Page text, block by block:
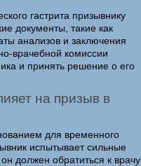
гастрита призывнику
документы, такие как
анализов и заключения
врачебной комиссии
и принять решение о его
на призыв в
для временного
испытывает сильные
должен обратиться к врачу